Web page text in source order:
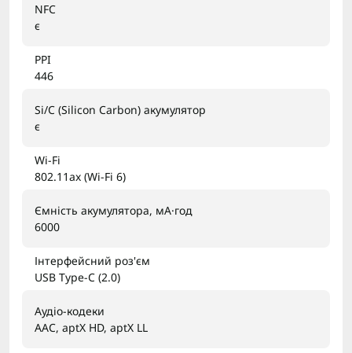
NFC
є
PPI
446
Si/C (Silicon Carbon) акумулятор
є
Wi-Fi
802.11ax (Wi-Fi 6)
Ємність акумулятора, мА·год
6000
Інтерфейсний роз'єм
USB Type-C (2.0)
Аудіо-кодеки
AAC, aptX HD, aptX LL